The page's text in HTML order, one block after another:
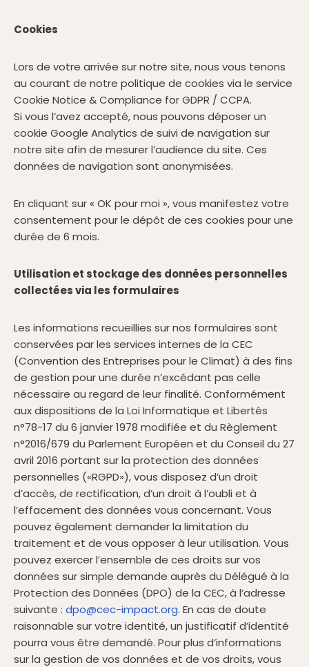
Cookies
‍Lors de votre arrivée sur notre site, nous vous tenons
au courant de notre politique de cookies via le service
Cookie Notice & Compliance for GDPR / CCPA.
Si vous l’avez accepté, nous pouvons déposer un
cookie Google Analytics de suivi de navigation sur
notre site afin de mesurer l’audience du site. Ces
données de navigation sont anonymisées.
En cliquant sur « OK pour moi », vous manifestez votre
consentement pour le dépôt de ces cookies pour une
durée de 6 mois.
‍Utilisation et stockage des données personnelles
collectées via les formulaires
Les informations recueillies sur nos formulaires sont
conservées par les services internes de la CEC
(Convention des Entreprises pour le Climat) à des fins
de gestion pour une durée n’excédant pas celle
nécessaire au regard de leur finalité. Conformément
aux dispositions de la Loi Informatique et Libertés
n°78-17 du 6 janvier 1978 modifiée et du Règlement
n°2016/679 du Parlement Européen et du Conseil du 27
avril 2016 portant sur la protection des données
personnelles («RGPD»), vous disposez d’un droit
d’accès, de rectification, d’un droit à l’oubli et à
l’effacement des données vous concernant. Vous
pouvez également demander la limitation du
traitement et de vous opposer à leur utilisation. Vous
pouvez exercer l’ensemble de ces droits sur vos
données sur simple demande auprès du Délégué à la
Protection des Données (DPO) de la CEC, à l’adresse
suivante : dpo@cec-impact.org. En cas de doute
raisonnable sur votre identité, un justificatif d’identité
pourra vous être demandé. Pour plus d’informations
sur la gestion de vos données et de vos droits, vous